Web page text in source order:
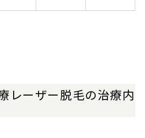
レーザー脱毛の治療内